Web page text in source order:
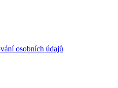
osobních údajů